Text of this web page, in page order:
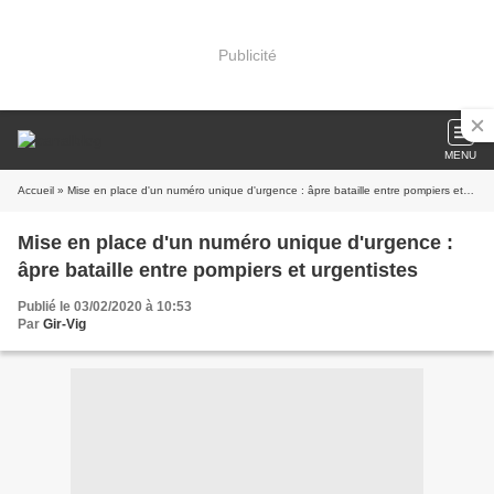
Publicité
MENU
Accueil » Mise en place d'un numéro unique d'urgence : âpre bataille entre pompiers et urgentistes
Mise en place d'un numéro unique d'urgence :
âpre bataille entre pompiers et urgentistes
Publié le 03/02/2020 à 10:53
Par Gir-Vig